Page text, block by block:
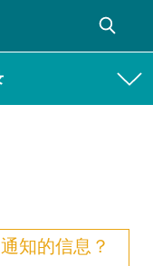
知的信息？